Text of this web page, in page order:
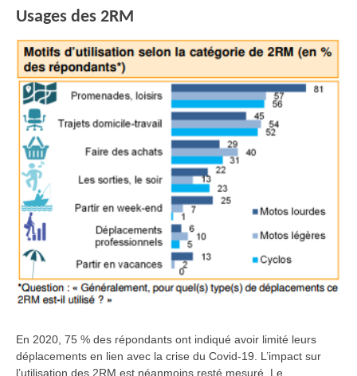
Usages des 2RM
En 2020, 75 % des répondants ont indiqué avoir limité leurs
déplacements en lien avec la crise du Covid-19. L’impact sur
l’utilisation des 2RM est néanmoins resté mesuré. Le